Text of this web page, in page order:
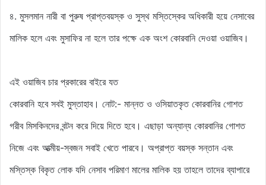
৪. মুসলমান নারী বা পুরুষ প্রাপ্তবয়স্ক ও সুস্থ মস্তিস্কের অধিকারী হয়ে নেসাবের
মালিক হলে এবং মুসাফির না হলে তার পক্ষে এক অংশ কোরবানি দেওয়া ওয়াজিব।
এই ওয়াজিব চার প্রকারের বাইরে যত
কোরবানি হবে সবই মুস্তাহাব। নোট:- মান্নত ও ওসিয়াতকৃত কোরবানির গোশত
গরীব মিসকিনদের বন্টন করে দিয়ে দিতে হবে। এছাড়া অন্যান্য কোরবানির গোশত
নিজে এবং আত্মীয়-স্বজন সবাই খেতে পারবে। অপ্রাপ্ত বয়স্ক সন্তান এবং
মস্তিস্ক বিকৃত লোক যদি নেসাব পরিমাণ মালের মালিক হয় তাহলে তাদের ব্যাপারে